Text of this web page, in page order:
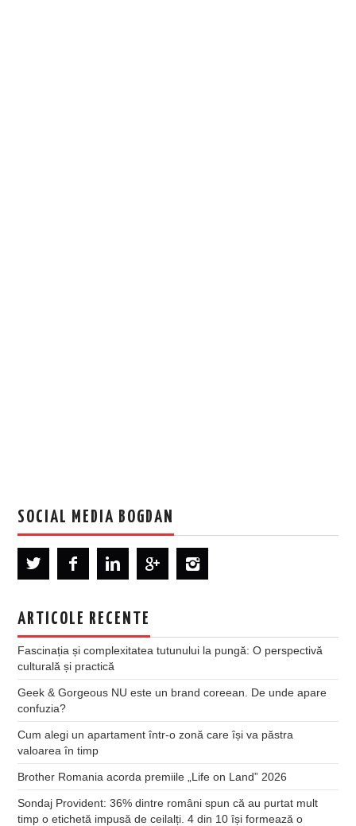
SOCIAL MEDIA BOGDAN
ARTICOLE RECENTE
Fascinația și complexitatea tutunului la pungă: O perspectivă
culturală și practică
Geek & Gorgeous NU este un brand coreean. De unde apare
confuzia?
Cum alegi un apartament într-o zonă care își va păstra
valoarea în timp
Brother Romania acorda premiile „Life on Land” 2026
Sondaj Provident: 36% dintre români spun că au purtat mult
timp o etichetă impusă de ceilalți. 4 din 10 își formează o